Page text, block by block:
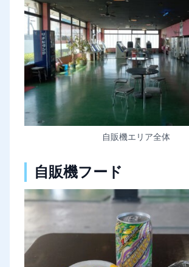
自販機エリア全体
自販機フード